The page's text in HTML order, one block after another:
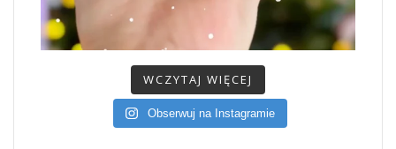
WCZYTAJ WIĘCEJ
Obserwuj na Instagramie